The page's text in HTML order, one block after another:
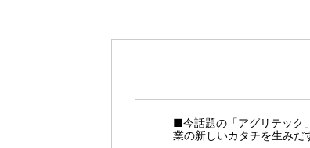
■今話題の「アグリテック
業の新しいカタチを生みだ